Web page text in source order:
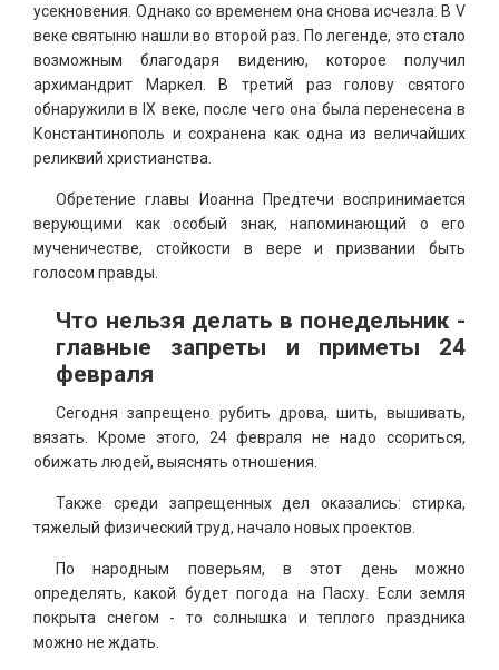
усекновения. Однако со временем она снова исчезла. В V
веке святыню нашли во второй раз. По легенде, это стало
возможным благодаря видению, которое получил
архимандрит Маркел. В третий раз голову святого
обнаружили в IX веке, после чего она была перенесена в
Константинополь и сохранена как одна из величайших
реликвий христианства.
Обретение главы Иоанна Предтечи воспринимается
верующими как особый знак, напоминающий о его
мученичестве, стойкости в вере и призвании быть
голосом правды.
Что нельзя делать в понедельник -
главные запреты и приметы 24
февраля
Сегодня запрещено рубить дрова, шить, вышивать,
вязать. Кроме этого, 24 февраля не надо ссориться,
обижать людей, выяснять отношения.
Также среди запрещенных дел оказались: стирка,
тяжелый физический труд, начало новых проектов.
По народным поверьям, в этот день можно
определять, какой будет погода на Пасху. Если земля
покрыта снегом - то солнышка и теплого праздника
можно не ждать.